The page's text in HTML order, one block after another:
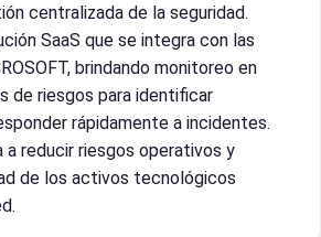
centralizada de la seguridad.
SaaS que se integra con las
brindando monitoreo en
de riesgos para identificar
rápidamente a incidentes.
a reducir riesgos operativos y
de los activos tecnológicos